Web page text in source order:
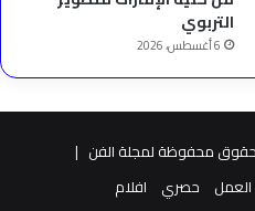
التربوي
6 أغسطس، 2026
حصري افلام